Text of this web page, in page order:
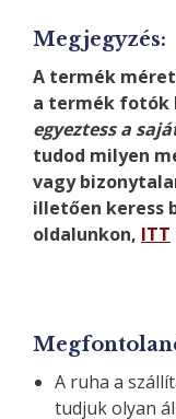
Megjegyzés:
A termék
a termék fotók
egyeztess a
tudod milyen
vagy
illetően keress
oldalunkon, ITT
A ruha a
tudjuk olyan